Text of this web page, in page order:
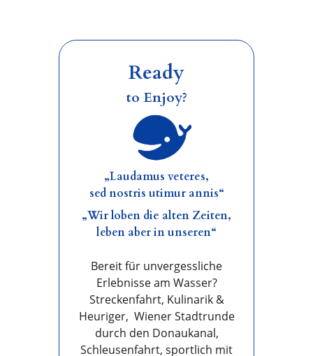
Ready
to Enjoy?
„Laudamus veteres,
sed nostris utimur annis“
„Wir loben die alten Zeiten,
leben aber in unseren“
Bereit für unvergessliche
Erlebnisse am Wasser?
Streckenfahrt, Kulinarik &
Heuriger, Wiener Stadtrunde
durch den Donaukanal,
Schleusenfahrt, sportlich mit